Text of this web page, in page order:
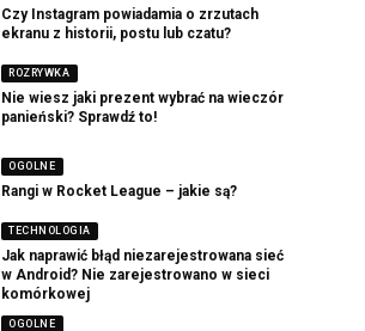
Czy Instagram powiadamia o zrzutach
ekranu z historii, postu lub czatu?
ROZRYWKA
Nie wiesz jaki prezent wybrać na wieczór
panieński? Sprawdź to!
OGOLNE
Rangi w Rocket League – jakie są?
TECHNOLOGIA
Jak naprawić błąd niezarejestrowana sieć
w Android? Nie zarejestrowano w sieci
komórkowej
OGOLNE